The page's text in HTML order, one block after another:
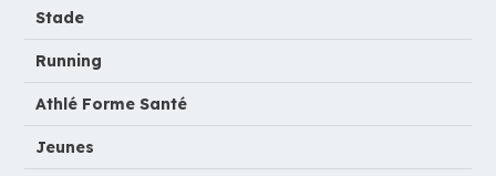
Stade
Running
Athlé Forme Santé
Jeunes